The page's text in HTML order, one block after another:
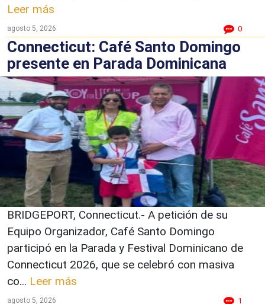
Leer más
agosto 5, 2026 0
Connecticut: Café Santo Domingo
presente en Parada Dominicana
BRIDGEPORT, Connecticut.- A petición de su
Equipo Organizador, Café Santo Domingo
participó en la Parada y Festival Dominicano de
Connecticut 2026, que se celebró con masiva
co... Leer más
agosto 5, 2026 1